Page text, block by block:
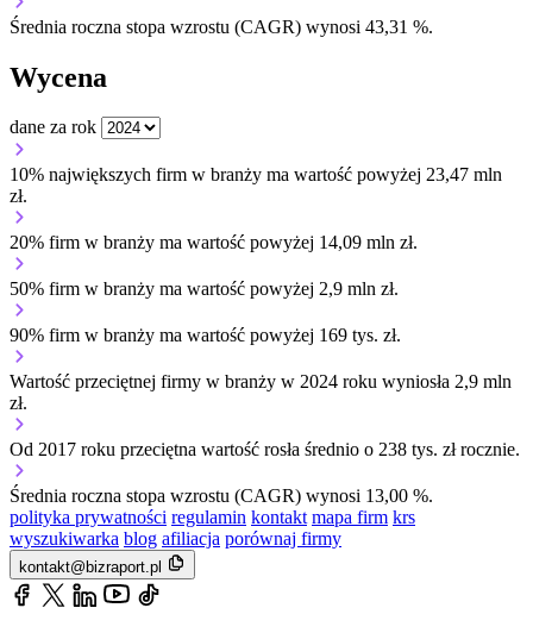
Średnia roczna stopa wzrostu (CAGR) wynosi 43,31 %.
Wycena
dane za rok
10% największych firm w branży ma wartość powyżej 23,47 mln
zł.
20% firm w branży ma wartość powyżej 14,09 mln zł.
50% firm w branży ma wartość powyżej 2,9 mln zł.
90% firm w branży ma wartość powyżej 169 tys. zł.
Wartość przeciętnej firmy w branży w 2024 roku wyniosła 2,9 mln
zł.
Od 2017 roku przeciętna wartość rosła średnio o 238 tys. zł rocznie.
Średnia roczna stopa wzrostu (CAGR) wynosi 13,00 %.
polityka prywatności regulamin kontakt mapa firm krs
wyszukiwarka blog afiliacja porównaj firmy
kontakt@bizraport.pl